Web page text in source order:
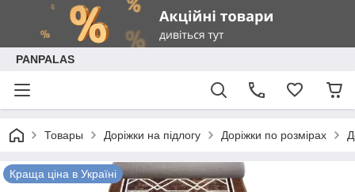
PANPALAS
Товары Доріжки на підлогу Доріжки по розмірах
Краща ціна в Україні